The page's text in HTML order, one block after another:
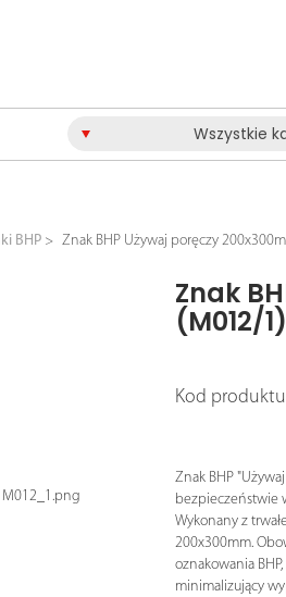
Wszystkie
BHP Znak BHP Używaj poręczy
M012_1.png
Znak
(M012/1)
Kod
Znak BHP
bezpieczeństwie
Wykonany z
200x300mm.
oznakowania
minimalizujący